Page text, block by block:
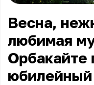
Весна,
любимая
Орбакайте
юбилейный